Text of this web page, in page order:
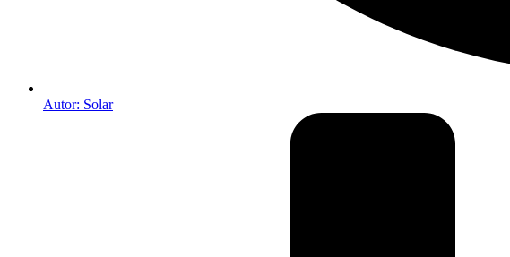
Autor: Solar